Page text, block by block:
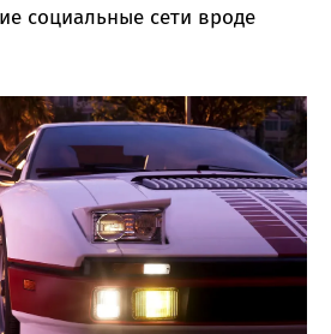
социальные сети вроде